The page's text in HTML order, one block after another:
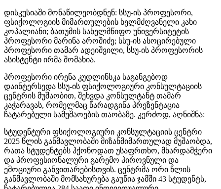
დისკუსიაში მონაწილეობდნენ: სსუ-ის პროფესორი,
ფსიქოლოგიის მიმართულების ხელმძღვანელი კახი
კოპალიანი; ბათუმის სახელმწიფო უნივერსიტეტის
პროფესორი მარინა აროშიძე; სსუ-ის ასოცირებული
პროფესორი თამარ ადეიშვილი, სსუ-ის პროფესორის
ასისტენტი ირმა შომახია.
პროფესორი ირენა კუდლინსკა საგანგებოდ
დაინტერსედა სსუ-ის ფსიქოლოგიური კონსულტაციის
ცენტრის მუშაობით, შეხვდა კონსულტანტ თამარ
კაჭარავას, რომელმაც წარადგინა პრეზენტაცია
ჩატარებული სამუშაოების თაობაზე. კერძოდ, აღნიშნა:
სტუდენტური ფსიქოლოგიური კონსულტაციის ცენტრი
2025 წლის განმავლობაში მიზანმიმართულად მუშაობდა,
რათა სტუდენტებს ჰქონოდათ უსაფრთხო, მხარდამჭერი
და პროფესიონალური გარემო პიროვნული და
ემოციური განვითარებისთვის. ცენტრმა ორი წლის
განმავლობაში მომსახურება გაუწია ჯამში 43 სტუდენტს,